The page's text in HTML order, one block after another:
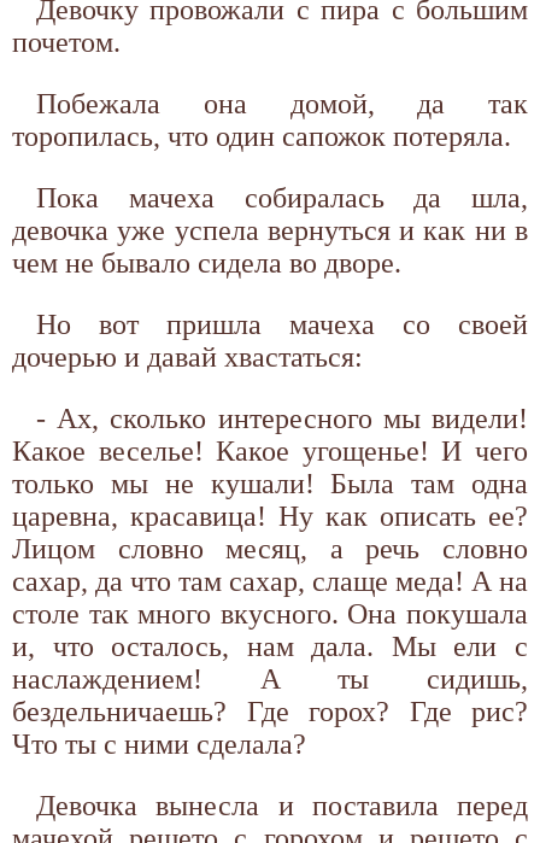
Девочку провожали с пира с большим
почетом.
Побежала она домой, да так
торопилась, что один сапожок потеряла.
Пока мачеха собиралась да шла,
девочка уже успела вернуться и как ни в
чем не бывало сидела во дворе.
Но вот пришла мачеха со своей
дочерью и давай хвастаться:
- Ах, сколько интересного мы видели!
Какое веселье! Какое угощенье! И чего
только мы не кушали! Была там одна
царевна, красавица! Ну как описать ее?
Лицом словно месяц, а речь словно
сахар, да что там сахар, слаще меда! А на
столе так много вкусного. Она покушала
и, что осталось, нам дала. Мы ели с
наслаждением! А ты сидишь,
бездельничаешь? Где горох? Где рис?
Что ты с ними сделала?
Девочка вынесла и поставила перед